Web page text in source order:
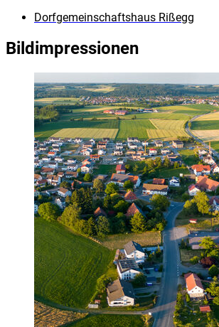
Dorfgemeinschaftshaus Rißegg
Bildimpressionen